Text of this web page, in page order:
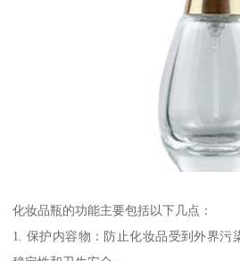
化妆品瓶的功能主要包括以下几点：
1. 保护内容物：防止化妆品受到外界污